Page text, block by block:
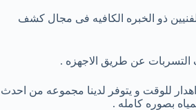
ذو الخبره الكافيه فى مجال كشف
عن طريق الاجهزه .
للوقت و يتوفر لدينا مجموعه من احدث
بصوره كامله .